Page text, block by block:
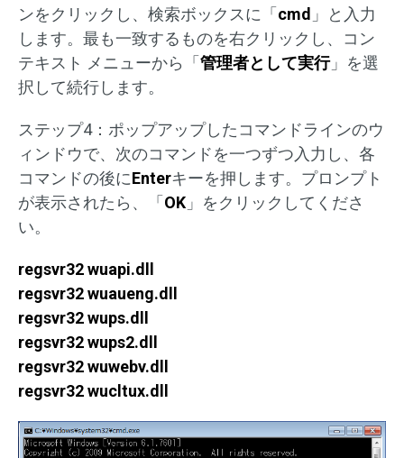
ンをクリックし、検索ボックスに「 cmd 」と入力
します。最も一致するものを右クリックし、コン
テキスト メニューから「 管理者として実行」を選
択して続行します。
ステップ4：ポップアップしたコマンドラインのウ
ィンドウで、次のコマンドを一つずつ入力し、各
コマンドの後にEnterキーを押します。プロンプト
が表示されたら、「 OK 」をクリックしてくださ
い。
regsvr32 wuapi.dll
regsvr32 wuaueng.dll
regsvr32 wups.dll
regsvr32 wups2.dll
regsvr32 wuwebv.dll
regsvr32 wucltux.dll